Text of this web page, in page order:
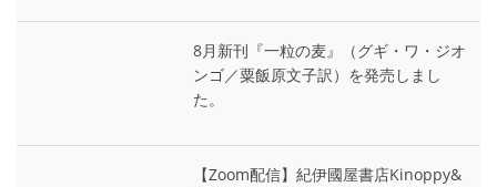
8月新刊『一粒の麦』（グギ・ワ・ジオ
ンゴ／粟飯原文子訳）を発売しまし
た。
【Zoom配信】紀伊國屋書店Kinoppy&